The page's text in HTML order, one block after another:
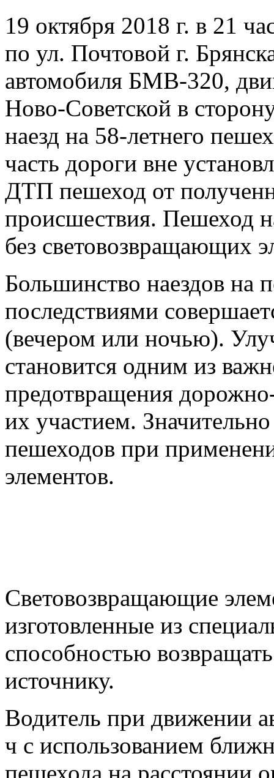
19 октября 2018 г. в 21
по ул. Почтовой г.
автомобиля БМВ-320,
Ново-Советской в
наезд на 58-летнего
часть дороги вне
ДТП пешеход от
происшествия. Пешеход
без световозвращающих
Большинство наездов на
последствиями
(вечером или ночью).
становится одним из
предотвращения
их участием.
пешеходов при
элементов.
Световозвращающие
изготовленные из
способностью
источнику.
Водитель при движении
ч с использованием